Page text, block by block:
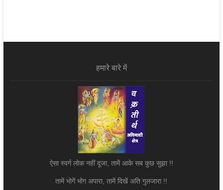
हमारे बारे में
ऐसा स्वर्ग लोक नहीं दूजा, तामें आके सब कुछ सुझा !!
तामें भोगें भोग अपारा, तामें दिखें अति गुलजारा !!